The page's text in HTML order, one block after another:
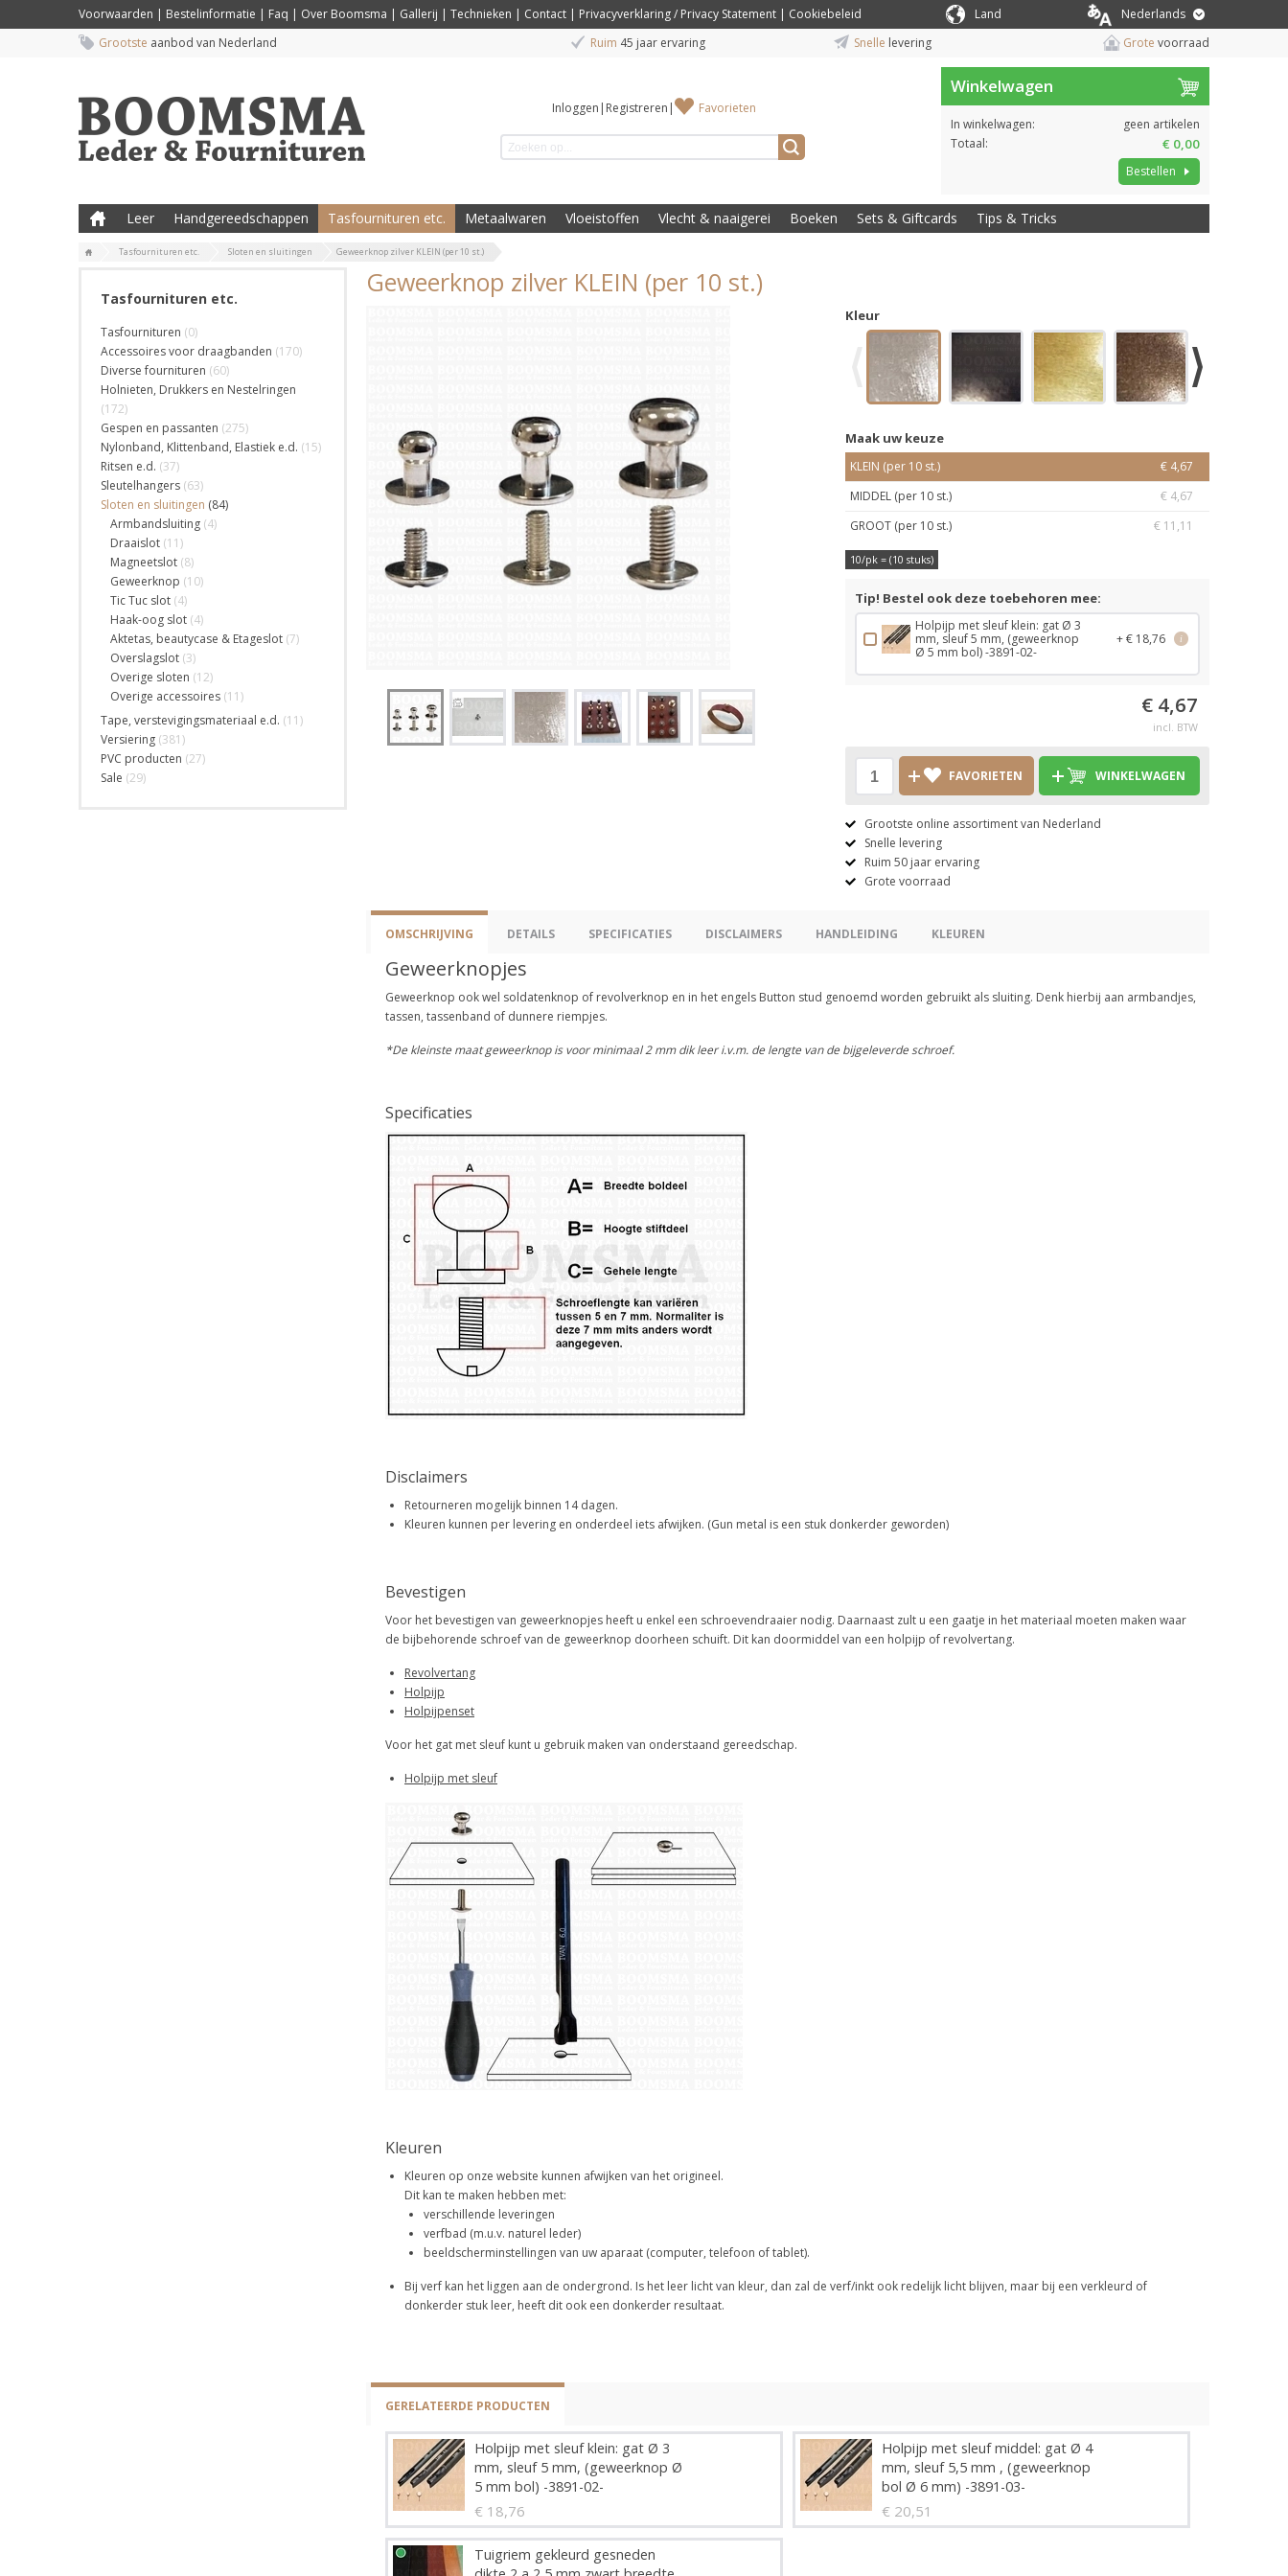
Voorwaarden | Bestelinformatie | Faq | Over Boomsma | Gallerij | Technieken | Contact | Privacyverklaring / Privacy Statement | Cookiebeleid Land
Nederlands
Grootste aanbod van Nederland Ruim 45 jaar ervaring Snelle levering Grote voorraad
Inloggen | Registreren | Favorieten
Winkelwagen
In winkelwagen:
geen artikelen
Totaal:
€ 0,00
Bestellen
Leer Handgereedschappen Tasfournituren etc. Metaalwaren Vloeistoffen Vlecht & naaigerei Boeken Sets & Giftcards Tips & Tricks
Tasfournituren etc. Sloten en sluitingen Geweerknop zilver KLEIN (per 10 st.)
Tasfournituren etc.
Tasfournituren (0)
Accessoires voor draagbanden (170)
Diverse fournituren (60)
Holnieten, Drukkers en Nestelringen
(172)
Gespen en passanten (275)
Nylonband, Klittenband, Elastiek e.d. (15)
Ritsen e.d. (37)
Sleutelhangers (63)
Sloten en sluitingen (84)
Armbandsluiting (4)
Draaislot (11)
Magneetslot (8)
Geweerknop (10)
Tic Tuc slot (4)
Haak-oog slot (4)
Aktetas, beautycase & Etageslot (7)
Overslagslot (3)
Overige sloten (12)
Overige accessoires (11)
Tape, verstevigingsmateriaal e.d. (11)
Versiering (381)
PVC producten (27)
Sale (29)
Geweerknop zilver KLEIN (per 10 st.)
Kleur
Maak uw keuze
KLEIN (per 10 st.)
€ 4,67
MIDDEL (per 10 st.)
€ 4,67
GROOT (per 10 st.)
€ 11,11
10/pk = (10 stuks)
Tip! Bestel ook deze toebehoren mee:
Holpijp met sleuf klein: gat Ø 3
mm, sleuf 5 mm, (geweerknop
Ø 5 mm bol) -3891-02-
+ € 18,76 i
€ 4,67
incl. BTW
FAVORIETEN WINKELWAGEN
Grootste online assortiment van Nederland
Snelle levering
Ruim 50 jaar ervaring
Grote voorraad
OMSCHRIJVING DETAILS SPECIFICATIES DISCLAIMERS HANDLEIDING KLEUREN
Geweerknopjes
Geweerknop ook wel soldatenknop of revolverknop en in het engels Button stud genoemd worden gebruikt als sluiting. Denk hierbij aan armbandjes,
tassen, tassenband of dunnere riempjes.
*De kleinste maat geweerknop is voor minimaal 2 mm dik leer i.v.m. de lengte van de bijgeleverde schroef.
Specificaties
Disclaimers
Retourneren mogelijk binnen 14 dagen.
Kleuren kunnen per levering en onderdeel iets afwijken. (Gun metal is een stuk donkerder geworden)
Bevestigen
Voor het bevestigen van geweerknopjes heeft u enkel een schroevendraaier nodig. Daarnaast zult u een gaatje in het materiaal moeten maken waar
de bijbehorende schroef van de geweerknop doorheen schuift. Dit kan doormiddel van een holpijp of revolvertang.
Revolvertang
Holpijp
Holpijpenset
Voor het gat met sleuf kunt u gebruik maken van onderstaand gereedschap.
Holpijp met sleuf
Kleuren
Kleuren op onze website kunnen afwijken van het origineel.
Dit kan te maken hebben met:
verschillende leveringen
verfbad (m.u.v. naturel leder)
beeldscherminstellingen van uw aparaat (computer, telefoon of tablet).
Bij verf kan het liggen aan de ondergrond. Is het leer licht van kleur, dan zal de verf/inkt ook redelijk licht blijven, maar bij een verkleurd of
donkerder stuk leer, heeft dit ook een donkerder resultaat.
GERELATEERDE PRODUCTEN
Holpijp met sleuf klein: gat Ø 3
mm, sleuf 5 mm, (geweerknop Ø
5 mm bol) -3891-02-
€ 18,76
Holpijp met sleuf middel: gat Ø 4
mm, sleuf 5,5 mm , (geweerknop
bol Ø 6 mm) -3891-03-
€ 20,51
Tuigriem gekleurd gesneden